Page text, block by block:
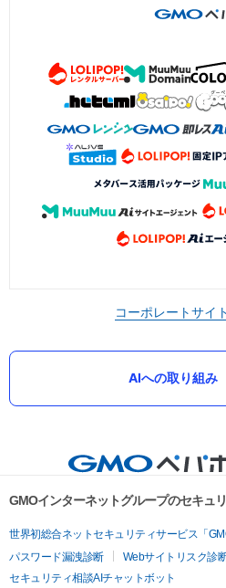
コーポレートサイト
AIへの取り組み
GMOインターネットグループのセキュ
世界初総合ネットセキュリティサービス「
パスワード漏洩診断
Webサイトリスク診
セキュリティ相談AIチャットボット